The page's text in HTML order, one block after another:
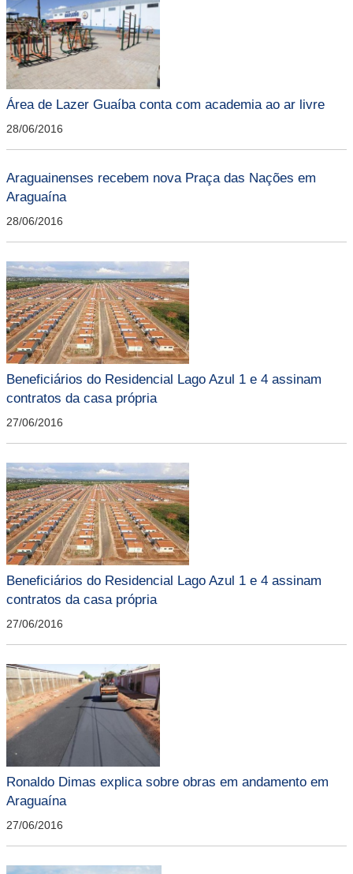
Área de Lazer Guaíba conta com academia ao ar livre
28/06/2016
Araguainenses recebem nova Praça das Nações em
Araguaína
28/06/2016
Beneficiários do Residencial Lago Azul 1 e 4 assinam
contratos da casa própria
27/06/2016
Beneficiários do Residencial Lago Azul 1 e 4 assinam
contratos da casa própria
27/06/2016
Ronaldo Dimas explica sobre obras em andamento em
Araguaína
27/06/2016